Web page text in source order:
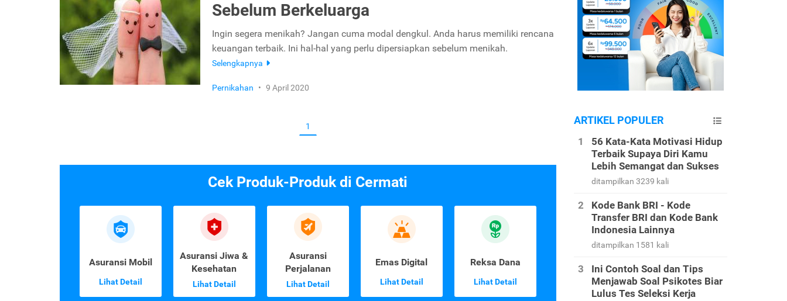
Sebelum Berkeluarga
Ingin segera menikah? Jangan cuma modal dengkul. Anda harus memiliki rencana
keuangan terbaik. Ini hal-hal yang perlu dipersiapkan sebelum menikah.
Selengkapnya
Pernikahan • 9 April 2020
1
Cek Produk-Produk di Cermati
Asuransi Mobil
Lihat Detail
Asuransi Jiwa &
Kesehatan
Lihat Detail
Asuransi
Perjalanan
Lihat Detail
Emas Digital
Lihat Detail
Reksa Dana
Lihat Detail
ARTIKEL POPULER
56 Kata-Kata Motivasi Hidup
Terbaik Supaya Diri Kamu
Lebih Semangat dan Sukses
ditampilkan 3239 kali
Kode Bank BRI - Kode
Transfer BRI dan Kode Bank
Indonesia Lainnya
ditampilkan 1581 kali
Ini Contoh Soal dan Tips
Menjawab Soal Psikotes Biar
Lulus Tes Seleksi Kerja